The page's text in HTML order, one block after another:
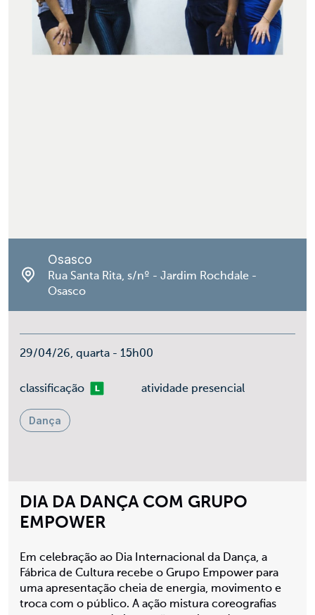
DIA DA DANÇA COM GRUPO
EMPOWER
Em celebração ao Dia Internacional da Dança, a
Fábrica de Cultura recebe o Grupo Empower para
uma apresentação cheia de energia, movimento e
troca com o público. A ação mistura coreografias
Osasco
Rua Santa Rita, s/nº - Jardim Rochdale -
Osasco
29/04/26, quarta - 15h00
classificaçãoLivre atividade presencial
Dança